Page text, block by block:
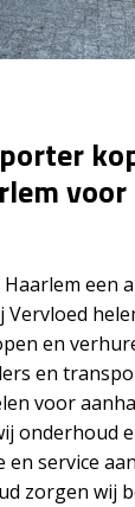
een
Vervloed
en
en
voor
onderhoud
service
zorgen wij